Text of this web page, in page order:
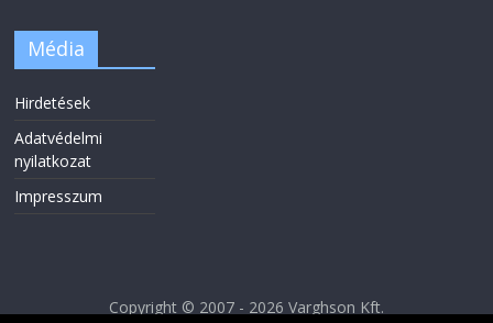
Média
Hirdetések
Adatvédelmi
nyilatkozat
Impresszum
Copyright © 2007 - 2026 Varghson Kft.